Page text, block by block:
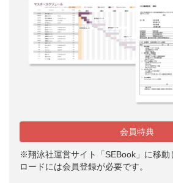
会員特典
※翔泳社運営サイト「SEBook」に移動
ロードには会員登録が必要です。